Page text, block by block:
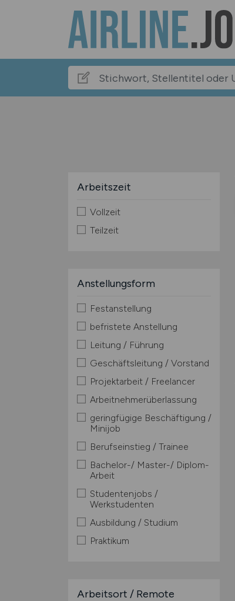
Arbeitszeit
Vollzeit
Teilzeit
Anstellungsform
Festanstellung
befristete Anstellung
Leitung / Führung
Geschäftsleitung / Vorstand
Projektarbeit / Freelancer
Arbeitnehmerüberlassung
geringfügige Beschäftigung /
Minijob
Berufseinstieg / Trainee
Bachelor-/ Master-/ Diplom-
Arbeit
Studentenjobs /
Werkstudenten
Ausbildung / Studium
Praktikum
Arbeitsort / Remote